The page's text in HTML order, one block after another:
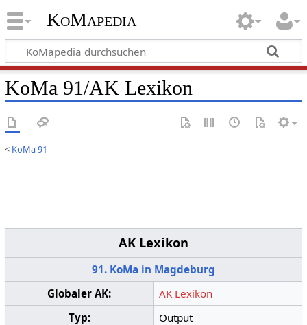
KoMapedia
KoMa 91/AK Lexikon
< KoMa 91
AK Lexikon
91. KoMa in Magdeburg
Globaler AK:
AK Lexikon
Typ:
Output